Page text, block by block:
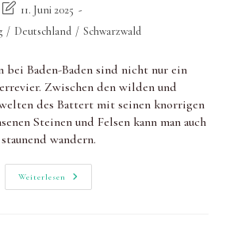
Beitrag
zuletzt
geändert
11. Juni 2025
/ Deutschland / Schwarzwald
bei Baden-Baden sind nicht nur ein
Zwischen den wilden und
des Battert mit seinen knorrigen
Steinen und Felsen kann man auch
staunend wandern.
Weiterlesen
Ebersteinburg-
Rundweg: